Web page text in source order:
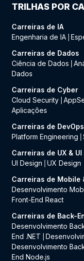
TRILHAS POR
Carreiras de IA
Engenharia de IA
Carreiras de Dados
Ciência de Dados
Dados
Carreiras de Cyber
Cloud Security
Aplicações
Carreiras de
Platform Engineering
Carreiras de UX & UI
UI Design
UX Design
Carreiras de Mobile
Desenvolvimento
Front-End React
Carreiras de Back-
Desenvolvimento
End .NET
Desenvolvimento
End Node.js